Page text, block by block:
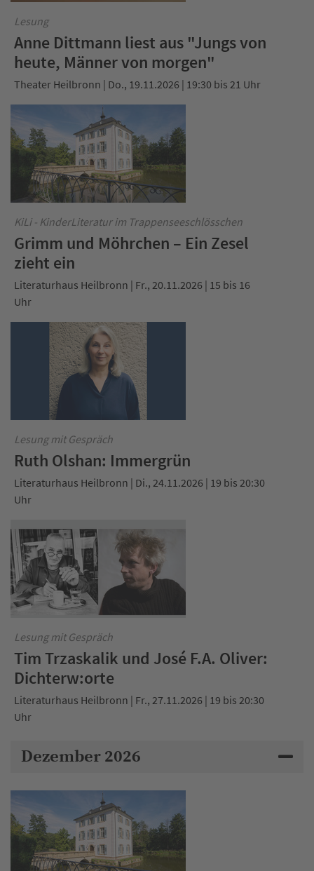
Lesung
Anne Dittmann liest aus "Jungs von
heute, Männer von morgen"
Theater Heilbronn | Do., 19.11.2026 | 19:30 bis 21 Uhr
KiLi - KinderLiteratur im Trappenseeschlösschen
Grimm und Möhrchen – Ein Zesel
zieht ein
Literaturhaus Heilbronn | Fr., 20.11.2026 | 15 bis 16
Uhr
Lesung mit Gespräch
Ruth Olshan: Immergrün
Literaturhaus Heilbronn | Di., 24.11.2026 | 19 bis 20:30
Uhr
Lesung mit Gespräch
Tim Trzaskalik und José F.A. Oliver:
Dichterw:orte
Literaturhaus Heilbronn | Fr., 27.11.2026 | 19 bis 20:30
Uhr
Dezember 2026